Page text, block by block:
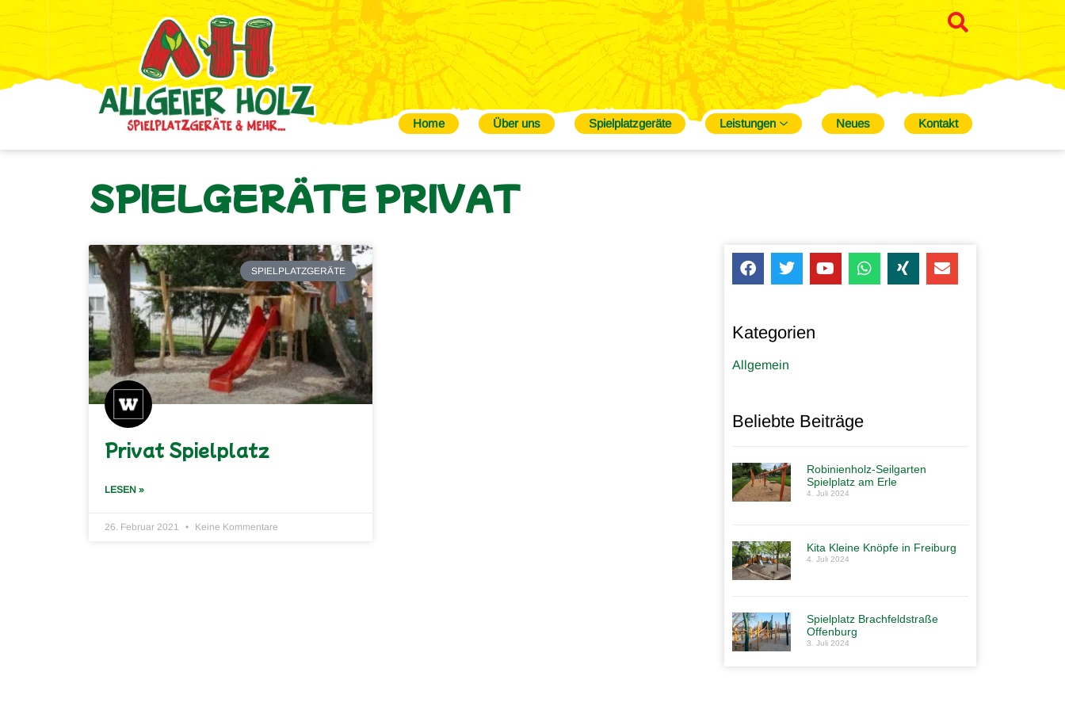
Home Über uns Spielplatzgeräte Leistungen Neues Kontakt
SPIELGERÄTE PRIVAT
SPIELPLATZGERÄTE
Privat Spielplatz
LESEN »
26. Februar 2021 Keine Kommentare
Kategorien
Allgemein
Beliebte Beiträge
Robinienholz-Seilgarten
Spielplatz am Erle
4. Juli 2024
Kita Kleine Knöpfe in Freiburg
4. Juli 2024
Spielplatz Brachfeldstraße
Offenburg
3. Juli 2024